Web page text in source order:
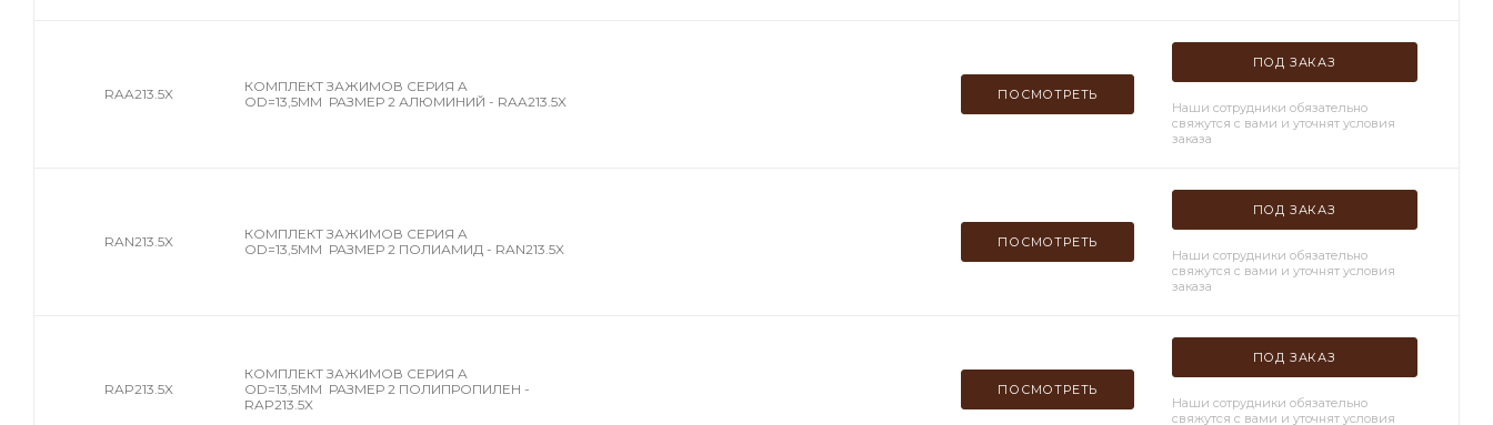
RAA213.5X
КОМПЛЕКТ ЗАЖИМОВ СЕРИЯ A
OD=13,5MM РАЗМЕР 2 АЛЮМИНИЙ - RAA213.5X
ПОСМОТРЕТЬ
ПОД ЗАКАЗ
Наши сотрудники обязательно
свяжутся с вами и уточнят условия
заказа
RAN213.5X
КОМПЛЕКТ ЗАЖИМОВ СЕРИЯ A
OD=13,5MM РАЗМЕР 2 ПОЛИАМИД - RAN213.5X
ПОСМОТРЕТЬ
ПОД ЗАКАЗ
Наши сотрудники обязательно
свяжутся с вами и уточнят условия
заказа
RAP213.5X
КОМПЛЕКТ ЗАЖИМОВ СЕРИЯ A
OD=13,5MM РАЗМЕР 2 ПОЛИПРОПИЛЕН -
RAP213.5X
ПОСМОТРЕТЬ
ПОД ЗАКАЗ
Наши сотрудники обязательно
свяжутся с вами и уточнят условия